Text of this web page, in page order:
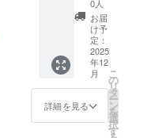
or エビ
ススー
パー耐
久 or 間
瀬耐久)
と日を
第三希
望まで
ご記入
越しく
ださ
い。 ・
必要な
装備(ヘ
ルメッ
ト、グ
ローブ
ます) ・
走行時
間：30
min ・
車両：
デミオ
(画像の
車両) ・
支援者
様の交
ドライ
バーと
して草
レース
を一緒
に走行
いただ
きま
す。 ・
日程：
0人
お届
け予
定：
2025
年12
月
詳細を見る
こ
の
リ
タ
ー
ン
を
選
択
す